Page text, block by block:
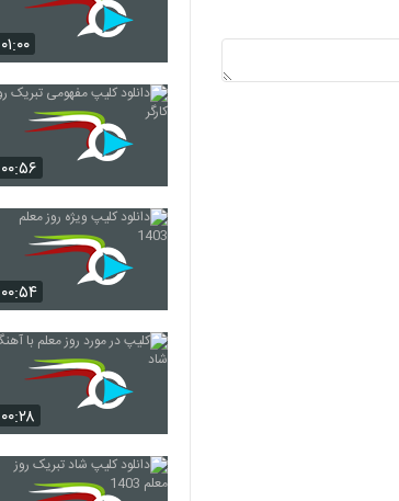
۰۱:۰۰
۰۰:۵۶
۰۰:۵۴
۰۰:۲۸